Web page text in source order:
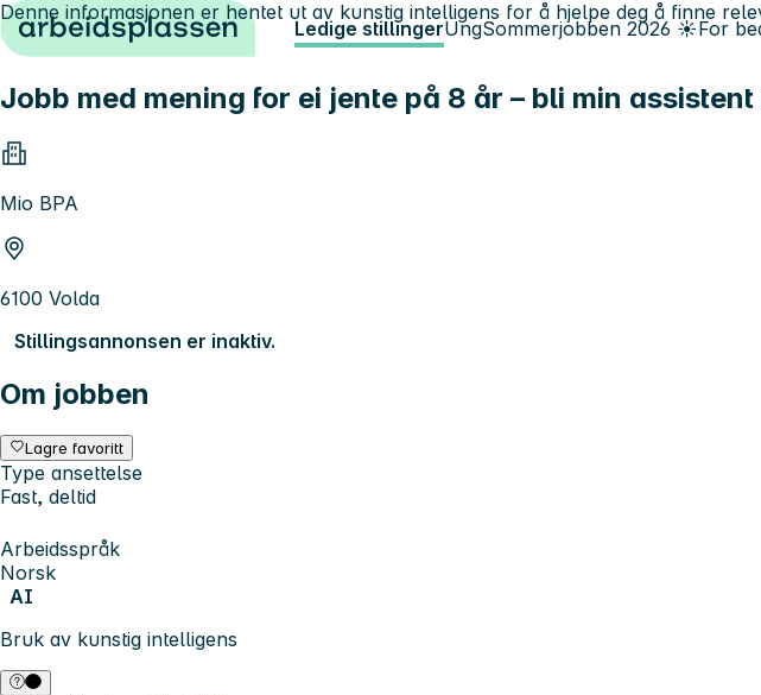
Hopp til innhold Ledige stillingerUngSommerjobben 2026 ☀️For
Jobb med mening for ei jente på 8 år – bli min
Mio BPA
6100 Volda
Stillingsannonsen er inaktiv.
Om jobben
Lagre favoritt
Type ansettelse
Fast, deltid
Arbeidsspråk
Norsk
AI
Bruk av kunstig intelligens
Denne informasjonen er hentet ut av kunstig intelligens for å hjelpe deg å finne